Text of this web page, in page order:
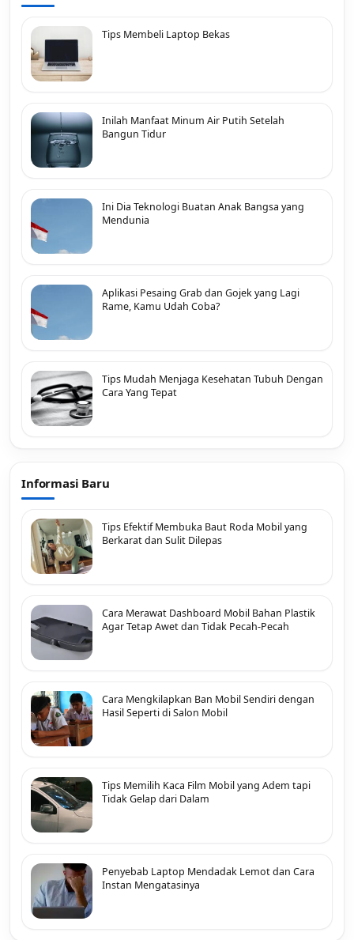
Tips Membeli Laptop Bekas
Inilah Manfaat Minum Air Putih Setelah
Bangun Tidur
Ini Dia Teknologi Buatan Anak Bangsa yang
Mendunia
Aplikasi Pesaing Grab dan Gojek yang Lagi
Rame, Kamu Udah Coba?
Tips Mudah Menjaga Kesehatan Tubuh Dengan
Cara Yang Tepat
Informasi Baru
Tips Efektif Membuka Baut Roda Mobil yang
Berkarat dan Sulit Dilepas
Cara Merawat Dashboard Mobil Bahan Plastik
Agar Tetap Awet dan Tidak Pecah-Pecah
Cara Mengkilapkan Ban Mobil Sendiri dengan
Hasil Seperti di Salon Mobil
Tips Memilih Kaca Film Mobil yang Adem tapi
Tidak Gelap dari Dalam
Penyebab Laptop Mendadak Lemot dan Cara
Instan Mengatasinya